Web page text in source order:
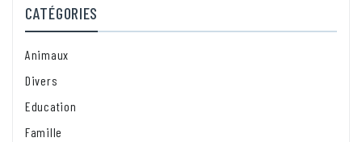
CATÉGORIES
Animaux
Divers
Education
Famille